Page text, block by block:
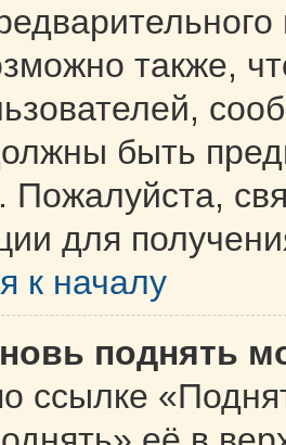
также,
быть
Пожалуйста,
для
к началу
поднять
ссылке